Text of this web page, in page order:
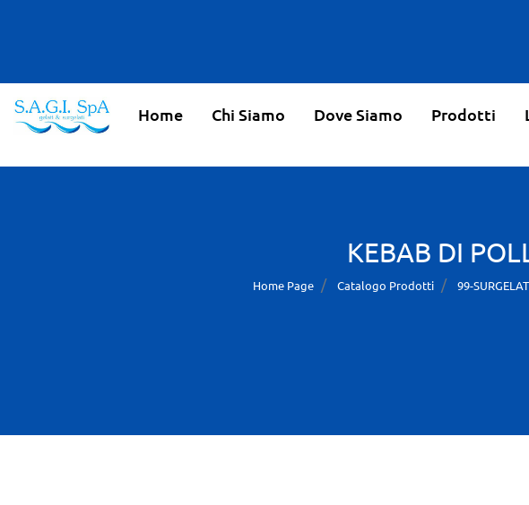
Home Chi Siamo Dove Siamo Prodotti
KEBAB DI
Home Page Catalogo Prodotti 99-